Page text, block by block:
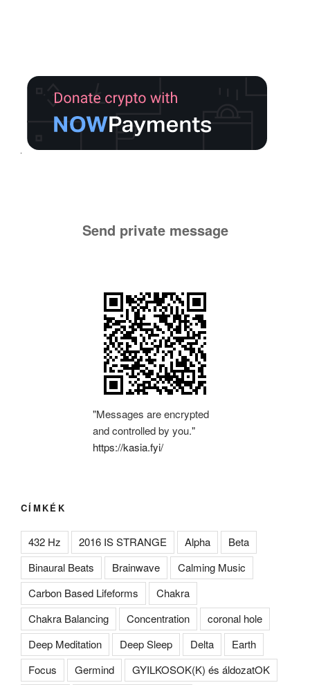
Send private message
"Messages are encrypted
and controlled by you."
https://kasia.fyi/
CÍMKÉK
432 Hz 2016 IS STRANGE Alpha
Beta
Binaural Beats
Brainwave
Calming Music
Carbon Based Lifeforms
Chakra
Chakra Balancing
Concentration
coronal hole
Deep Meditation
Deep Sleep Delta
Earth
Focus
Germind GYILKOSOK(K) és áldozatOK